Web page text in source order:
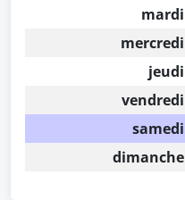
mardi
mercredi
jeudi
vendredi
samedi
dimanche